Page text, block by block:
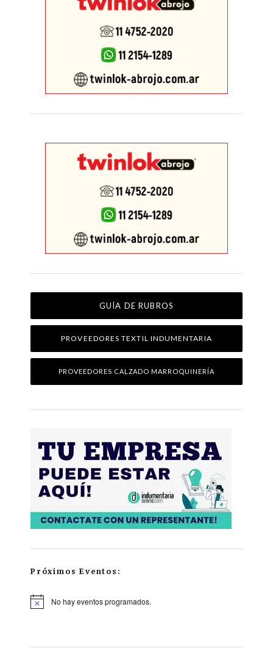
GUÍA DE RUBROS
PROVEEDORES TEXTIL INDUMENTARIA
PROVEEDORES CALZADO MARROQUINERÍA
Próximos Eventos:
No hay eventos programados.